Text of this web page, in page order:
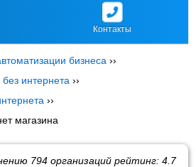
Контакты
бизнеса ››
интернета ››
››
магазина
794организаций рейтинг: 4.7